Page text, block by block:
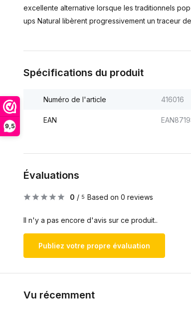
9,5
excellente alternative lorsque les traditionnels
ups Natural libèrent progressivement un traceur
Spécifications du produit
Numéro de l'article 416016
EAN
Évaluations
0 / 5 Based on 0 reviews
Il n'y a pas encore d'avis sur ce produit..
Publiez votre propre évaluation
Vu récemment